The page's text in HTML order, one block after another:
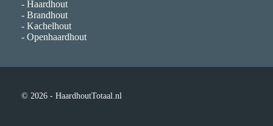
- Haardhout
- Brandhout
- Kachelhout
- Openhaardhout
© 2026 - HaardhoutTotaal.nl